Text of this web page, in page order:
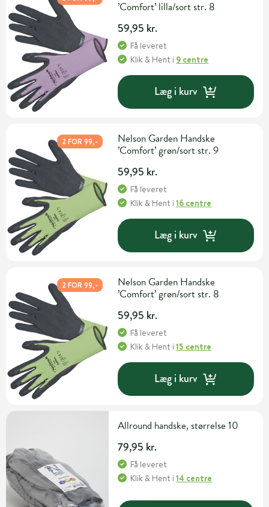
’Comfort’ lilla/sort str. 8
59,95 kr.
Få leveret
Klik & Hent i 9 centre
Læg i kurv
2 FOR 99,-
Nelson Garden Handske
’Comfort’ grøn/sort str. 9
59,95 kr.
Få leveret
Klik & Hent i16 centre
Læg i kurv
2 FOR 99,-
Nelson Garden Handske
’Comfort’ grøn/sort str. 8
59,95 kr.
Få leveret
Klik & Hent i15 centre
Læg i kurv
Allround handske, størrelse 10
79,95 kr.
Få leveret
Klik & Hent i14 centre